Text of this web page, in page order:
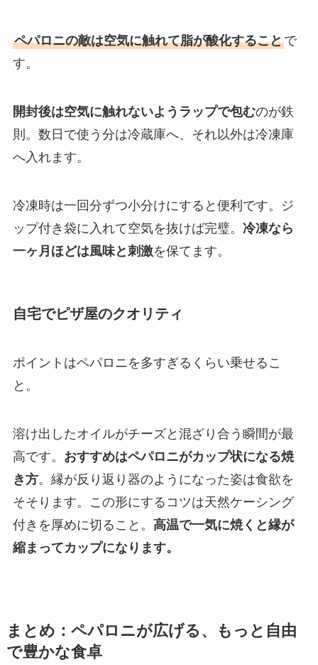
ペパロニの敵は空気に触れて脂が酸化することで
す。
開封後は空気に触れないようラップで包むのが鉄
則。数日で使う分は冷蔵庫へ、それ以外は冷凍庫
へ入れます。
冷凍時は一回分ずつ小分けにすると便利です。ジ
ップ付き袋に入れて空気を抜けば完璧。 冷凍なら
一ヶ月ほどは風味と刺激を保てます。
自宅でピザ屋のクオリティ
ポイントはペパロニを多すぎるくらい乗せるこ
と。
溶け出したオイルがチーズと混ざり合う瞬間が最
高です。 おすすめはペパロニがカップ状になる焼
き方。縁が反り返り器のようになった姿は食欲を
そそります。この形にするコツは天然ケーシング
付きを厚めに切ること。 高温で一気に焼くと縁が
縮まってカップになります。
まとめ：ペパロニが広げる、もっと自由
で豊かな食卓